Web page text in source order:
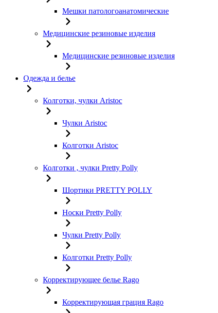
Мешки патологоанатомические
Медицинские резиновые изделия
Медицинские резиновые изделия
Одежда и белье
Колготки, чулки Aristoc
Чулки Aristoc
Колготки Aristoc
Колготки , чулки Pretty Polly
Шортики PRETTY POLLY
Носки Pretty Polly
Чулки Pretty Polly
Колготки Pretty Polly
Корректирующее белье Rago
Корректирующая грация Rago